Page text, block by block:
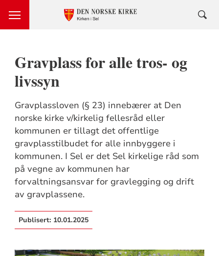
Gravplass for alle tros- og
livssyn
Gravplassloven (§ 23) innebærer at Den
norske kirke v/kirkelig fellesråd eller
kommunen er tillagt det offentlige
gravplasstilbudet for alle innbyggere i
kommunen. I Sel er det Sel kirkelige råd som
på vegne av kommunen har
forvaltningsansvar for gravlegging og drift
av gravplassene.
Publisert: 10.01.2025